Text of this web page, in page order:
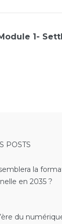
1-
POSTS
la
en 2035 ?
du